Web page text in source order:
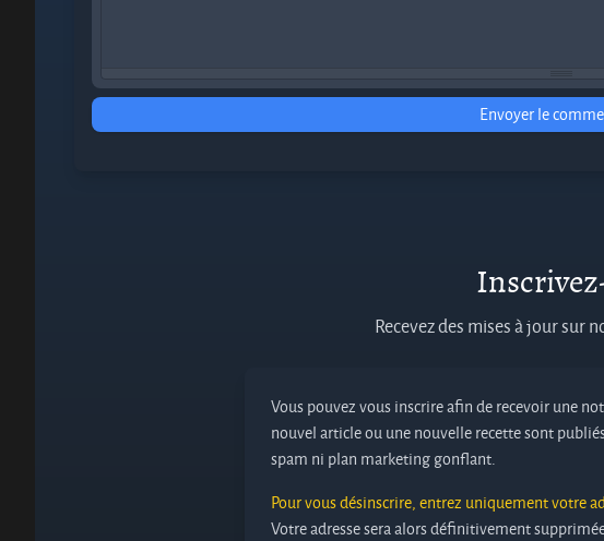
Envoyer le
Recevez des mises à jour sur
Vous pouvez vous inscrire afin de recevoir une
nouvel article ou une nouvelle recette sont
spam ni plan marketing gonflant.
Pour vous désinscrire, entrez uniquement votre
Votre adresse sera alors définitivement